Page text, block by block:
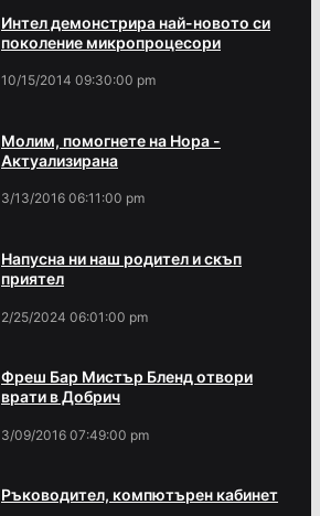
Интел демонстрира най-новото си
поколение микропроцесори
10/15/2014 09:30:00 pm
Молим, помогнете на Нора -
Актуализирана
3/13/2016 06:11:00 pm
Напусна ни наш родител и скъп
приятел
2/25/2024 06:01:00 pm
Фреш Бар Мистър Бленд отвори
врати в Добрич
3/09/2016 07:49:00 pm
Ръководител, компютърен кабинет